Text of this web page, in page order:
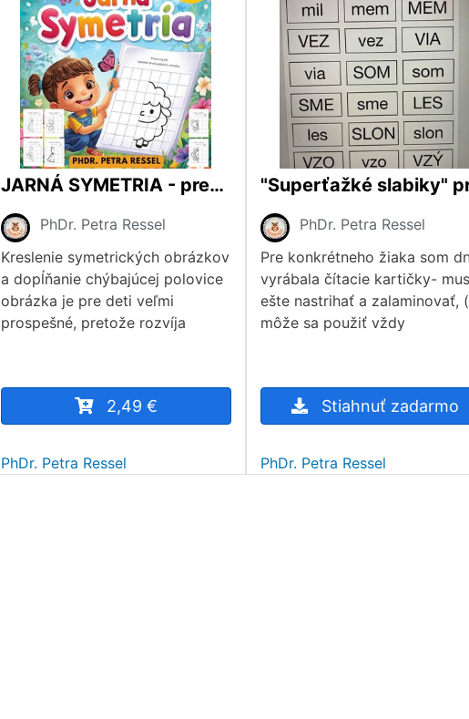
JARNÁ SYMETRIA - predlohy na kreslenie (jar, záhrada, mláďatká, kvety, grafomotorika)
PhDr. Petra Ressel
Kreslenie symetrických obrázkov
a dopĺňanie chýbajúcej polovice
obrázka je pre deti veľmi
prospešné, pretože rozvíja
2,49 €
PhDr. Petra Ressel
PhDr. Petra Ressel
Pre konkrétneho žiaka som
vyrábala čítacie kartičky-
ešte nastrihať a zalaminovať, (
môže sa použiť vždy
Stiahnuť zadarmo
PhDr. Petra Ressel